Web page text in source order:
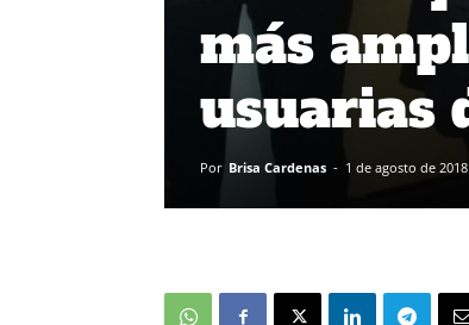
más
usuarias
Por Brisa Cardenas - 1 de agosto de 2018